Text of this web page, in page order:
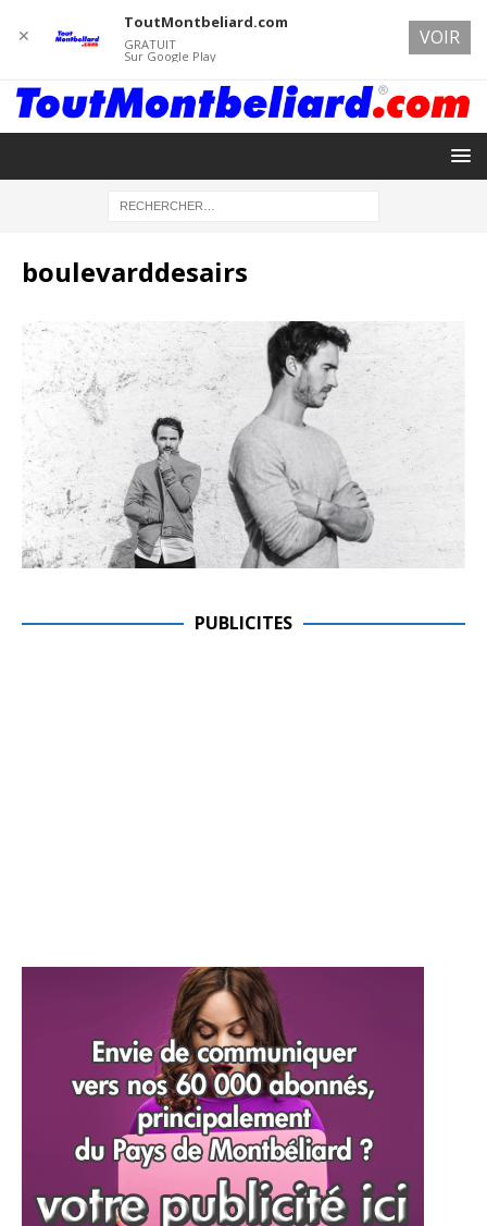
boulevarddesairs
PUBLICITES
✕
ToutMontbeliard.com
GRATUIT
Sur Google Play
VOIR